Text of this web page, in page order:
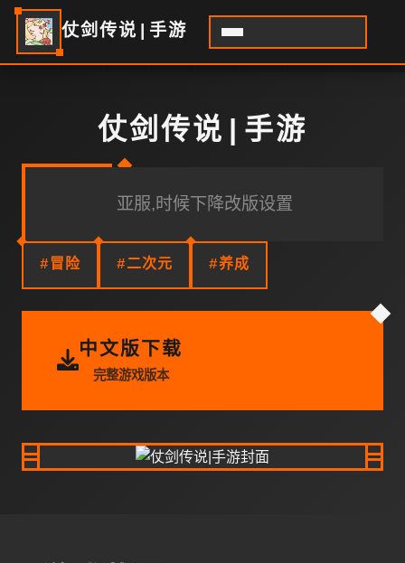
仗剑传说|手游
仗剑传说|手游
亚服,时候下降改版设置
#冒险 #二次元 #养成
中文版下载
完整游戏版本